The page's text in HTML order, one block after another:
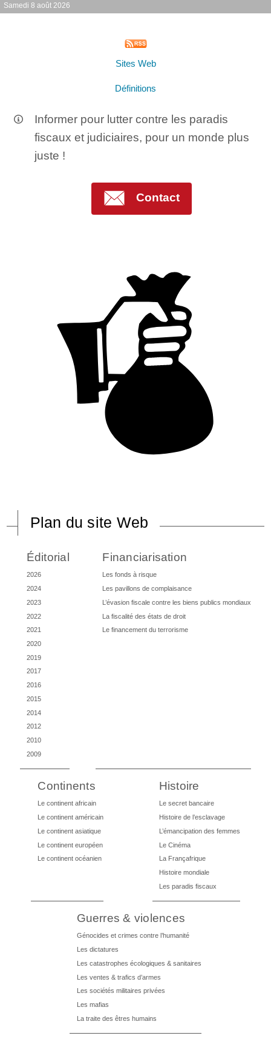
Samedi 8 août 2026
Sites Web
Définitions
Informer pour lutter contre les paradis
fiscaux et judiciaires, pour un monde plus
juste !
Contact
Plan du site Web
Éditorial
2026
2024
2023
2022
2021
2020
2019
2017
2016
2015
2014
2012
2010
2009
Financiarisation
Les fonds à risque
Les pavillons de complaisance
L’évasion fiscale contre les biens publics mondiaux
La fiscalité des états de droit
Le financement du terrorisme
Continents
Le continent africain
Le continent américain
Le continent asiatique
Le continent européen
Le continent océanien
Histoire
Le secret bancaire
Histoire de l’esclavage
L’émancipation des femmes
Le Cinéma
La Françafrique
Histoire mondiale
Les paradis fiscaux
Guerres & violences
Génocides et crimes contre l’humanité
Les dictatures
Les catastrophes écologiques & sanitaires
Les ventes & trafics d’armes
Les sociétés militaires privées
Les mafias
La traite des êtres humains